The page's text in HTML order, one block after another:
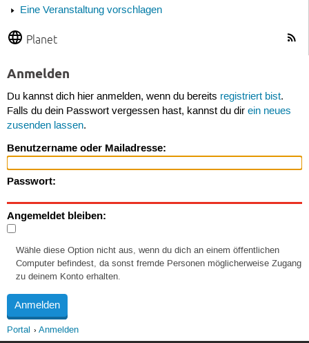
Eine Veranstaltung vorschlagen
Planet
Anmelden
Du kannst dich hier anmelden, wenn du bereits registriert bist.
Falls du dein Passwort vergessen hast, kannst du dir ein neues
zusenden lassen.
Benutzername oder Mailadresse:
Passwort:
Angemeldet bleiben:
Wähle diese Option nicht aus, wenn du dich an einem öffentlichen
Computer befindest, da sonst fremde Personen möglicherweise Zugang
zu deinem Konto erhalten.
Portal Anmelden